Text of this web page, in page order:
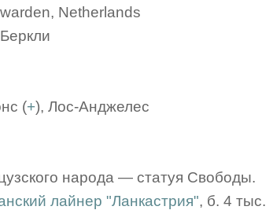
Netherlands
(+), Лос-Анджелес
народа — статуя Свободы.
лайнер "Ланкастрия", б. 4 тыс.